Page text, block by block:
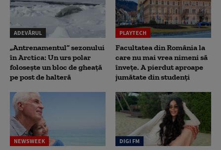
ADEVĂRUL
„Antrenamentul” sezonului
în Arctica: Un urs polar
folosește un bloc de gheață
pe post de halteră
PLAYTECH
Facultatea din România la
care nu mai vrea nimeni să
înveţe. A pierdut aproape
jumătate din studenţi
NEWSWEEK DIGI FM